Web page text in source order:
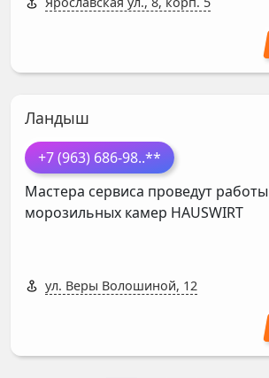
Ландыш
+7 (963) 686-98..**
Мастера сервиса проведут
морозильных камер HAUSWIRT
ул. Веры Волошиной, 12